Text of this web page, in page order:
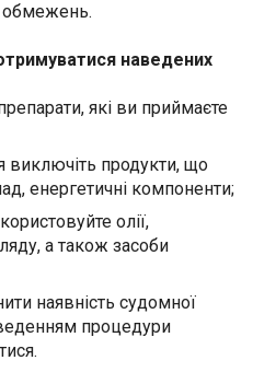
обмежень.
наведених
які ви приймаєте
виключіть продукти, що
енергетичні компоненти;
олії,
а також засоби
наявність судомної
процедури